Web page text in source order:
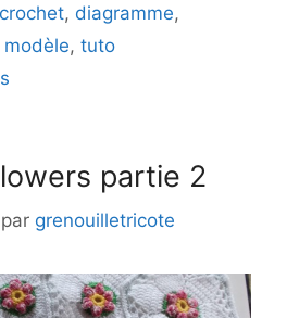
crochet, diagramme,
modèle, tuto
partie 2
par grenouilletricote